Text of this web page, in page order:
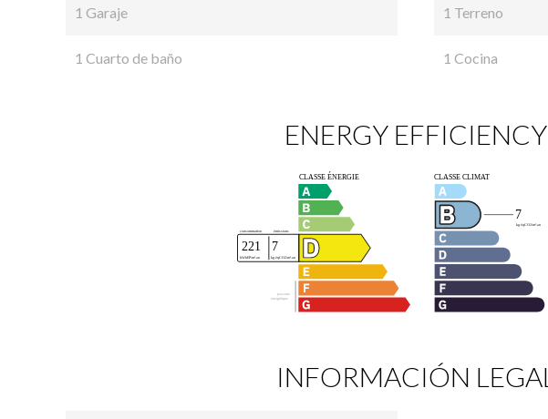
1 Garaje
1 Cuarto de baño
1 Terreno
1 Cocina
ENERGY EFFICIENCY
INFORMACIÓN LEGAL